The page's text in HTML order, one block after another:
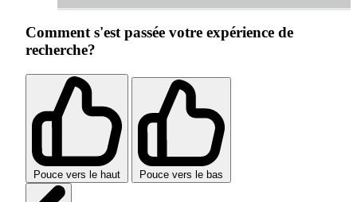
Comment s'est passée votre expérience de
recherche?
Pouce vers le haut Pouce vers le bas